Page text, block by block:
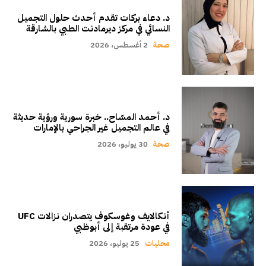
د. دعاء بركات تقدم أحدث حلول التجميل
النسائي في مركز ديرمادنت الطبي بالشارقة
صحة 2 أغسطس، 2026
د. أحمد المسّاح.. خبرة سورية ورؤية حديثة
في عالم التجميل غير الجراحي بالإمارات
صحة 30 يوليو، 2026
أنكالايف وغوسكوف يتصدران نزالات UFC
في عودة مرتقبة إلى أبوظبي
محليات 25 يوليو، 2026